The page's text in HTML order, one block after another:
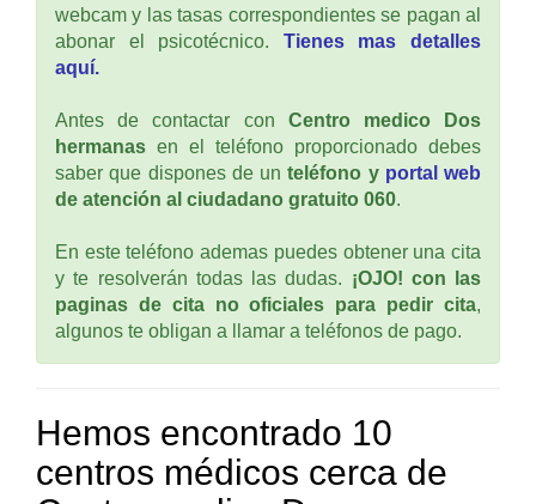
webcam y las tasas correspondientes se pagan al
abonar el psicotécnico. Tienes mas detalles
aquí.
Antes de contactar con Centro medico Dos
hermanas en el teléfono proporcionado debes
saber que dispones de unteléfono y portal web
de atención al ciudadano gratuito 060.
En este teléfono ademas puedes obtener una cita
y te resolverán todas las dudas. ¡OJO! con las
paginas de cita no oficiales para pedir cita,
algunos te obligan a llamar a teléfonos de pago.
Hemos encontrado 10
centros médicos cerca de